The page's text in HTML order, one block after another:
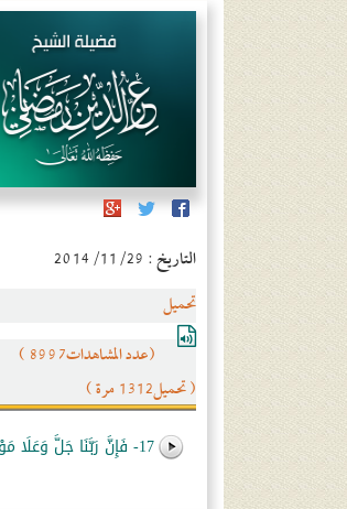
التاريخ : 2014/11/29
تحميل
(عدد المشاهدات8997 )
( تحميل1312 مرة )
17- فَإِنَّ رَبَّنَا جَلَّ وَعَلَا مَوْصُوفٌ بِصِفَاتِ الوَحْدَانِيَّةِ ... لاَ تَحْوِيهِ الـجِهَاتُ السِّتُّ كَسَائِرِ الـمُبْتَدَعَاتِ.